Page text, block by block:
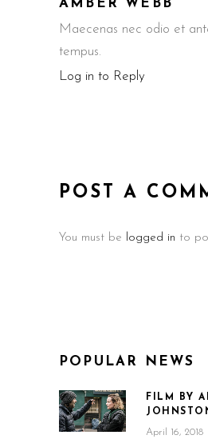
AMBER WEBB
Maecenas nec odio et
tempus.
Log in to Reply
POST A
You must be logged in to
POPULAR NEWS
FILM BY
April 16, 2018